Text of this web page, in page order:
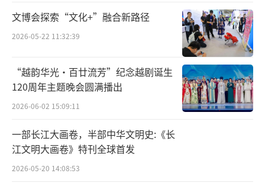
图2 黑神话悟空bilibili官方账号
数字化技术发展更深远的意义在于扮演了
文化多样性“急救员”的关键角色。数字化技
术为濒危文化提供了可持续发展的新路径。濒
危文化可以通过高精度扫描、三维建模和多语
种语音采集等数字采集与存储技术得以“数字
文博会探索“文化+”融合新路径
2026-05-22 11:32:39
“越韵华光·百廿流芳”纪念越剧诞生
120周年主题晚会圆满播出
2026-06-02 15:09:11
一部长江大画卷，半部中华文明史:《长
江文明大画卷》特刊全球首发
2026-05-20 14:08:53